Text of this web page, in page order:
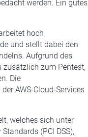
werden. Ein gutes
hoch
und stellt dabei den
Aufgrund des
zusätzlich zum Pentest,
Die
AWS-Cloud-Services
welches sich unter
(PCI DSS),